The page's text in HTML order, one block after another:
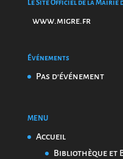
Le Site Officiel de la Mairie
www.migre.fr
Événements
Pas d'événement
MENU
Accueil
Bibliothèque et